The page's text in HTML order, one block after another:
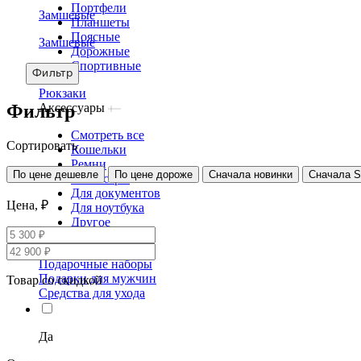
Портфели
Планшеты
Поясные
Дорожные
Спортивные
Рюкзаки
Аксессуары
Смотреть все
Кошельки
Ремни
Несессеры
Для документов
Для ноутбука
Другое
Сертификаты
Подарочные наборы
Подарки для мужчин
Средства для ухода
Замшевые
Замшевые
Фильтр
Фильтр
Сортировать
По цене дешевле По цене дороже Сначала новинки Сначала
Цена, ₽
Товар со скидкой
Да